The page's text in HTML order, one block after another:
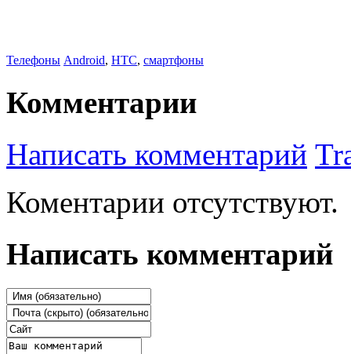
Телефоны Android, HTC, смартфоны
Комментарии
Написать комментарий
Коментарии отсутствуют.
Написать комментарий